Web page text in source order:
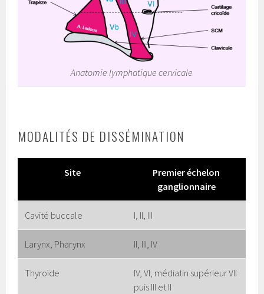
Anatomie lymphatique cervicale
MODALITÉS DE DISSÉMINATION
Site
Premier échelon
ganglionnaire
Cavité buccale I, II, III
Larynx, Pharynx II, III, IV
Thyroïde
IV, VI, médiatin supérieur VII
puis III et II